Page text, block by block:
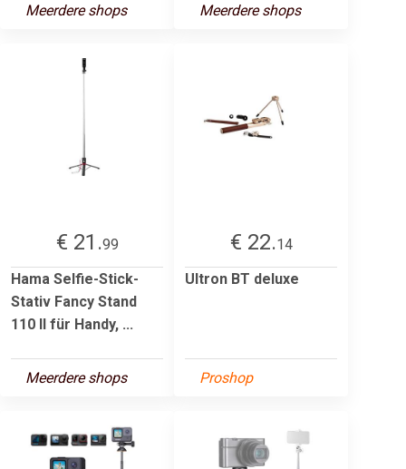
Meerdere shops Meerdere shops
€ 21.99
Hama Selfie-Stick-
Stativ Fancy Stand
110 II für Handy, ...
Meerdere shops
€ 22.14
Ultron BT deluxe
Proshop